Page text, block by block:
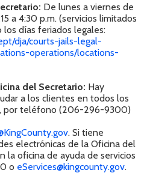
De lunes a viernes de
a 4:30 p.m. (servicios limitados
los días feriados legales:
dja/courts-jails-legal-
operations/locations-
del Secretario: Hay
a los clientes en todos los
por teléfono (206-296-9300)
. Si tiene
electrónicas de la Oficina del
la oficina de ayuda de servicios
o eServices@kingcounty.gov.